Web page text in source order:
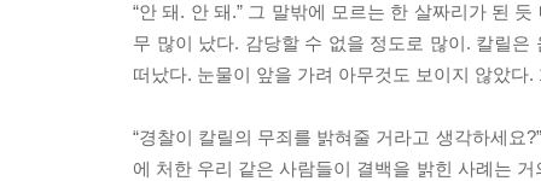
“안 돼. 안 돼.” 그 말밖에 모르는 한 살짜리가 된
무 많이 났다. 감당할 수 없을 정도로 많이. 칼릴
떠났다. 눈물이 앞을 가려 아무것도 보이지 않았
“경찰이 칼릴의 무죄를 밝혀줄 거라고 생각하세요
에 처한 우리 같은 사람들이 결백을 밝힌 사례는